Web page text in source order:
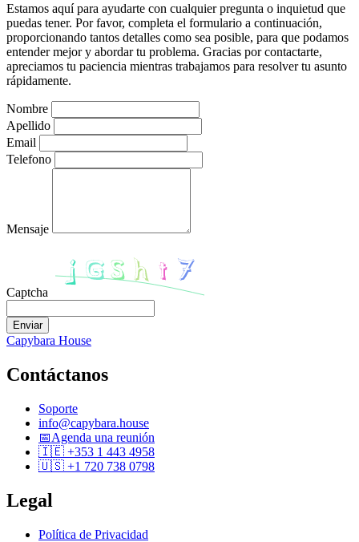
Estamos aquí para ayudarte con cualquier pregunta o inquietud que
puedas tener. Por favor, completa el formulario a continuación,
proporcionando tantos detalles como sea posible, para que podamos
entender mejor y abordar tu problema. Gracias por contactarte,
apreciamos tu paciencia mientras trabajamos para resolver tu asunto
rápidamente.
Nombre
Apellido
Email
Telefono
Mensaje
Captcha
Enviar
Capybara House
Contáctanos
Soporte
info@capybara.house
📅Agenda una reunión
🇮🇪 +353 1 443 4958
🇺🇸 +1 720 738 0798
Legal
Política de Privacidad